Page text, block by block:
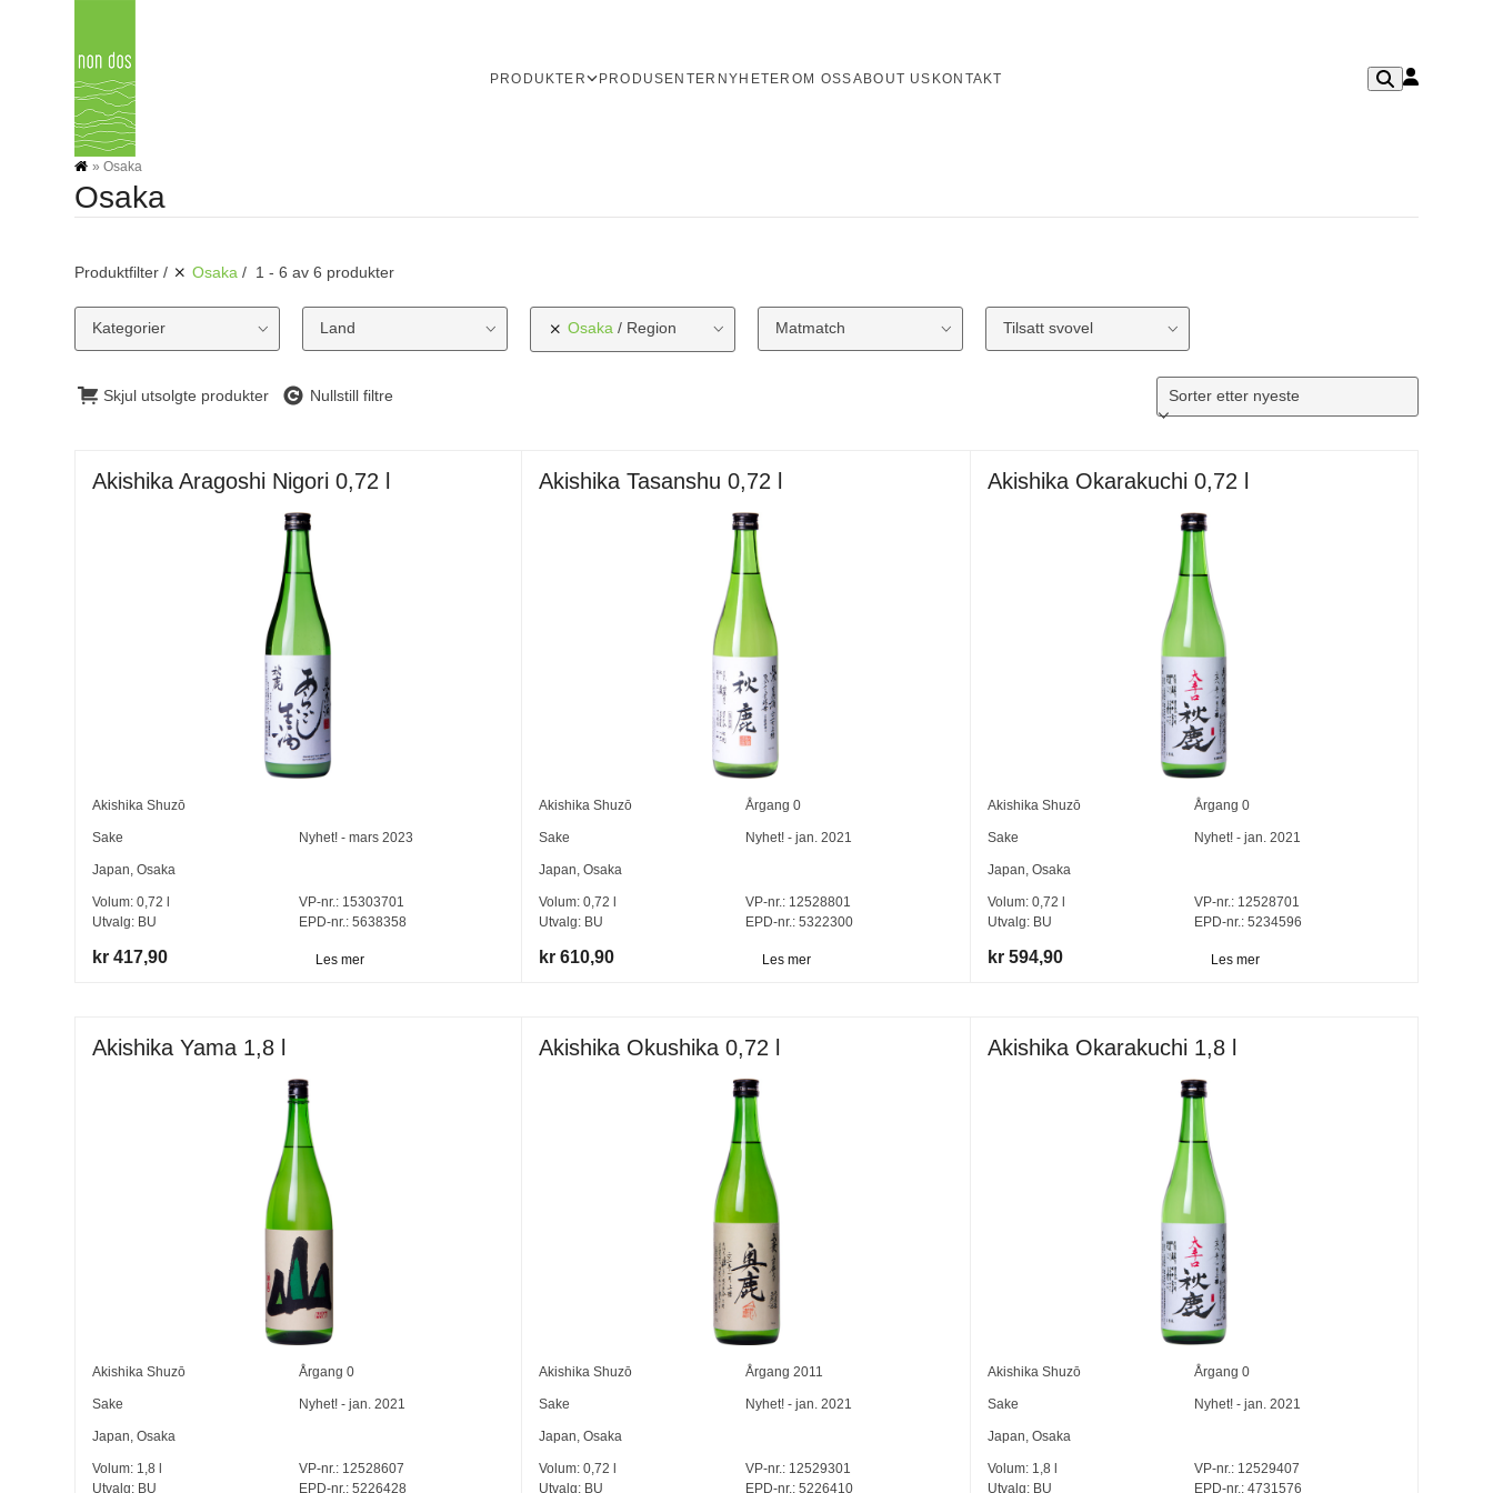
PRODUKTER PRODUSENTER NYHETER OM OSSABOUT US KONTAKT
»Osaka
Osaka
Produktfilter Osaka 1 - 6 av 6 produkter
Kategorier Land Osaka Region Matmatch Tilsatt svovel
Skjul utsolgte produkter Nullstill filtre
Akishika Aragoshi Nigori 0,72 l
Akishika Shuzō
Sake Nyhet! - mars 2023
Japan,Osaka
Volum:0,72
Utvalg: BU
VP-nr.:15303701
EPD-nr.: 5638358
kr 417,90 Les mer
Akishika Tasanshu 0,72 l
Akishika Shuzō Årgang0
Sake Nyhet! - jan. 2021
Japan,Osaka
Volum:0,72
Utvalg: BU
VP-nr.: 12528801
EPD-nr.: 5322300
kr 610,90 Les mer
Akishika Okarakuchi 0,72 l
Akishika Shuzō Årgang 0
Sake Nyhet! - jan. 2021
Japan, Osaka
Volum: 0,72
Utvalg: BU
VP-nr.:12528701
EPD-nr.: 5234596
kr 594,90 Les mer
Akishika Yama 1,8 l
Akishika Shuzō Årgang 0
Sake Nyhet! - jan. 2021
Japan,Osaka
Volum: 1,8
Utvalg: BU
VP-nr.:12528607
EPD-nr.: 5226428
Akishika Okushika 0,72 l
Akishika Shuzō Årgang2011
Sake Nyhet! - jan. 2021
Japan,Osaka
Volum:0,72
Utvalg: BU
VP-nr.: 12529301
EPD-nr.: 5226410
Akishika Okarakuchi 1,8 l
Akishika Shuzō Årgang 0
Sake Nyhet! - jan. 2021
Japan, Osaka
Volum: 1,8
Utvalg: BU
VP-nr.:12529407
EPD-nr.: 4731576